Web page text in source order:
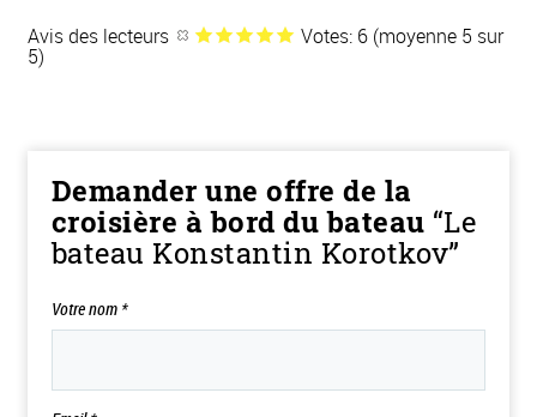
Avis des lecteurs Votes: 6 (moyenne 5 sur
5)
Demander une offre de la
croisière à bord du bateau “Le
bateau Konstantin Korotkov”
Votre nom *